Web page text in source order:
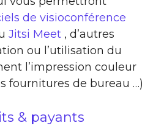
de visioconférence
Jitsi Meet , d’autres
ou l’utilisation du
l’impression couleur
fournitures de bureau …)
& payants